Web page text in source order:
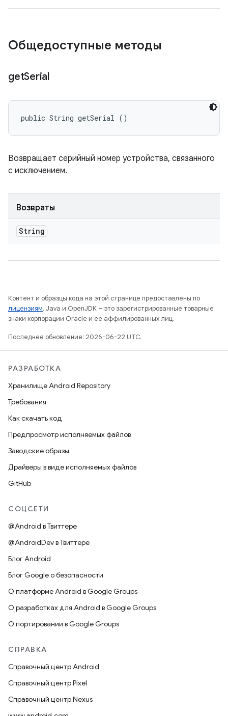
Общедоступные методы
getSerial
public String getSerial ()
Возвращает серийный номер устройства, связанного
с исключением.
Возвраты
String
Контент и образцы кода на этой странице предоставлены по
лицензиям. Java и OpenJDK – это зарегистрированные товарные
знаки корпорации Oracle и ее аффилированных лиц.
Последнее обновление: 2026-06-22 UTC.
РАЗРАБОТКА
Хранилище Android Repository
Требования
Как скачать код
Предпросмотр исполняемых файлов
Заводские образы
Драйверы в виде исполняемых файлов
GitHub
СОЦСЕТИ
@Android в Твиттере
@AndroidDev в Твиттере
Блог Android
Блог Google о безопасности
О платформе Android в Google Groups
О разработках для Android в Google Groups
О портировании в Google Groups
СПРАВКА
Справочный центр Android
Справочный центр Pixel
Справочный центр Nexus